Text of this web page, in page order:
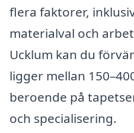
flera faktorer,
materialval och
Ucklum kan du
ligger mellan
beroende på
och specialisering.